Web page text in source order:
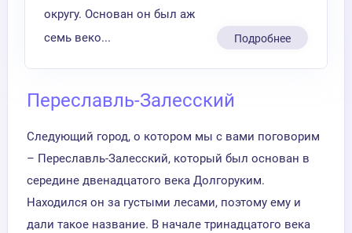
округу. Основан он был аж
семь веко...
Подробнее
Переславль-Залесский
Следующий город, о котором мы с вами поговорим
– Переславль-Залесский, который был основан в
середине двенадцатого века Долгоруким.
Находился он за густыми лесами, поэтому ему и
дали такое название. В начале тринадцатого века